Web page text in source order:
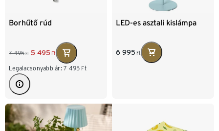
Borhűtő rúd
7 495 Ft 5 495 Ft
Legalacsonyabb ár: 7 495 Ft
LED-es asztali kislámpa
6 995 Ft